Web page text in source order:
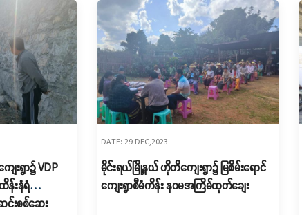
းရွာ၌ VDP
န်းနံရံ
းစစ်ဆေး
DATE: 29 DEC,2023
မိုင်းရယ်မြို့နယ် ဟိုတိကျေးရွာ၌ မြစိမ်းရောင်
ကျေးရွာစီမံကိန်း နဝမအကြိမ်ထုတ်ချေး